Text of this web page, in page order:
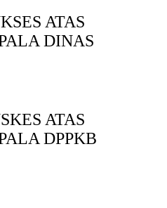
ATAS
DINAS
ATAS
DPPKB